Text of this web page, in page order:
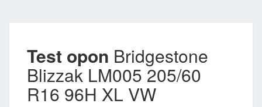
Test opon Bridgestone
Blizzak LM005 205/60
R16 96H XL VW